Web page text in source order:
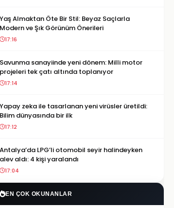
Yaş Almaktan Öte Bir Stil: Beyaz Saçlarla
Modern ve Şık Görünüm Önerileri
17:16
Savunma sanayiinde yeni dönem: Milli motor
projeleri tek çatı altında toplanıyor
17:14
Yapay zeka ile tasarlanan yeni virüsler üretildi:
Bilim dünyasında bir ilk
17:12
Antalya’da LPG’li otomobil seyir halindeyken
alev aldı: 4 kişi yaralandı
17:04
EN ÇOK OKUNANLAR